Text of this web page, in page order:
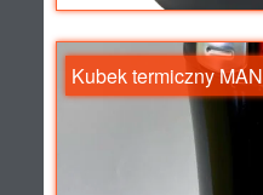
Kubek termiczny